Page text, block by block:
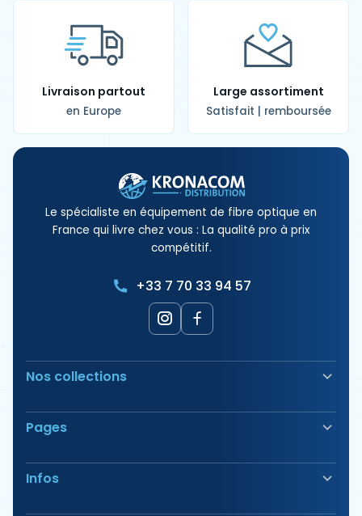
Livraison partout
en Europe
Large assortiment
Satisfait | remboursée
Le spécialiste en équipement de fibre optique en
France qui livre chez vous : La qualité pro à prix
compétitif.
+33 7 70 33 94 57
Nos collections
Soudeuse Fibre Optique
Sécurité & Balisage
Outillage
Tirage & Aiguillage
Pages
Nos Produits
Nos Offres
Infos